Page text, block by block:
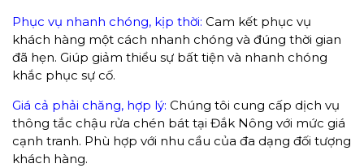
Phục vụ nhanh chóng, kịp thời: Cam kết phục vụ
khách hàng một cách nhanh chóng và đúng thời gian
đã hẹn. Giúp giảm thiểu sự bất tiện và nhanh chóng
khắc phục sự cố.
Giá cả phải chăng, hợp lý: Chúng tôi cung cấp dịch vụ
thông tắc chậu rửa chén bát tại Đắk Nông với mức giá
cạnh tranh. Phù hợp với nhu cầu của đa dạng đối tượng
khách hàng.